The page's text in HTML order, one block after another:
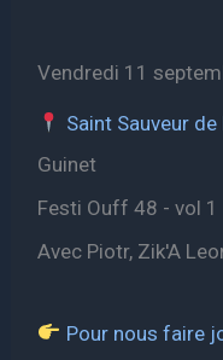
Vendredi 11
Saint Sauveur de
Guinet
Festi Ouff 48 - vol 1
Avec Piotr, Zik'A
Pour nous faire